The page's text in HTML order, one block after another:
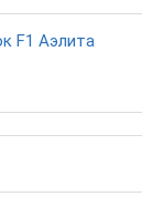
F1 Аэлита